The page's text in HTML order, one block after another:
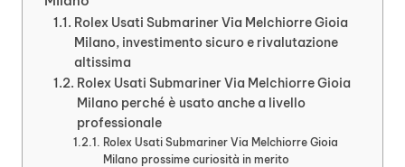
Rolex Usati Submariner Via Melchiorre Gioia
Milano, investimento sicuro e rivalutazione
altissima
Rolex Usati Submariner Via Melchiorre Gioia
Milano perché è usato anche a livello
professionale
Rolex Usati Submariner Via Melchiorre Gioia
Milano prossime curiosità in merito